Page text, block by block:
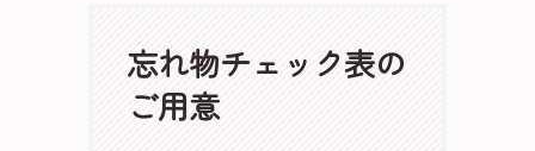
忘れ物チェック表の
ご用意